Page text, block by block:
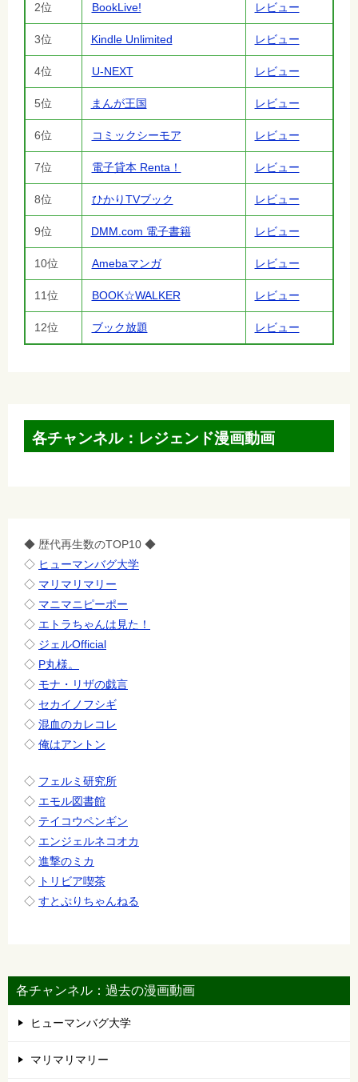
2位 BookLive! レビュー
3位 Kindle Unlimited レビュー
4位 U-NEXT レビュー
5位 まんが王国 レビュー
6位 コミックシーモア レビュー
7位 電子貸本 Renta！ レビュー
8位 ひかりTVブック レビュー
9位 DMM.com 電子書籍 レビュー
10位 Amebaマンガ レビュー
11位 BOOK☆WALKER レビュー
12位 ブック放題 レビュー
各チャンネル：レジェンド漫画動画
◆ 歴代再生数のTOP10 ◆
◇ ヒューマンバグ大学
◇ マリマリマリー
◇ マニマニピーポー
◇ エトラちゃんは見た！
◇ ジェルOfficial
◇ P丸様。
◇ モナ・リザの戯言
◇ セカイノフシギ
◇ 混血のカレコレ
◇ 俺はアントン
◇ フェルミ研究所
◇ エモル図書館
◇ テイコウペンギン
◇ エンジェルネコオカ
◇ 進撃のミカ
◇ トリビア喫茶
◇ すとぷりちゃんねる
各チャンネル：過去の漫画動画
ヒューマンバグ大学
マリマリマリー